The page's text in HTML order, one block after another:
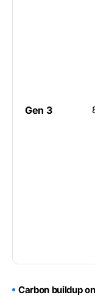
Gen 3
Carbon buildup